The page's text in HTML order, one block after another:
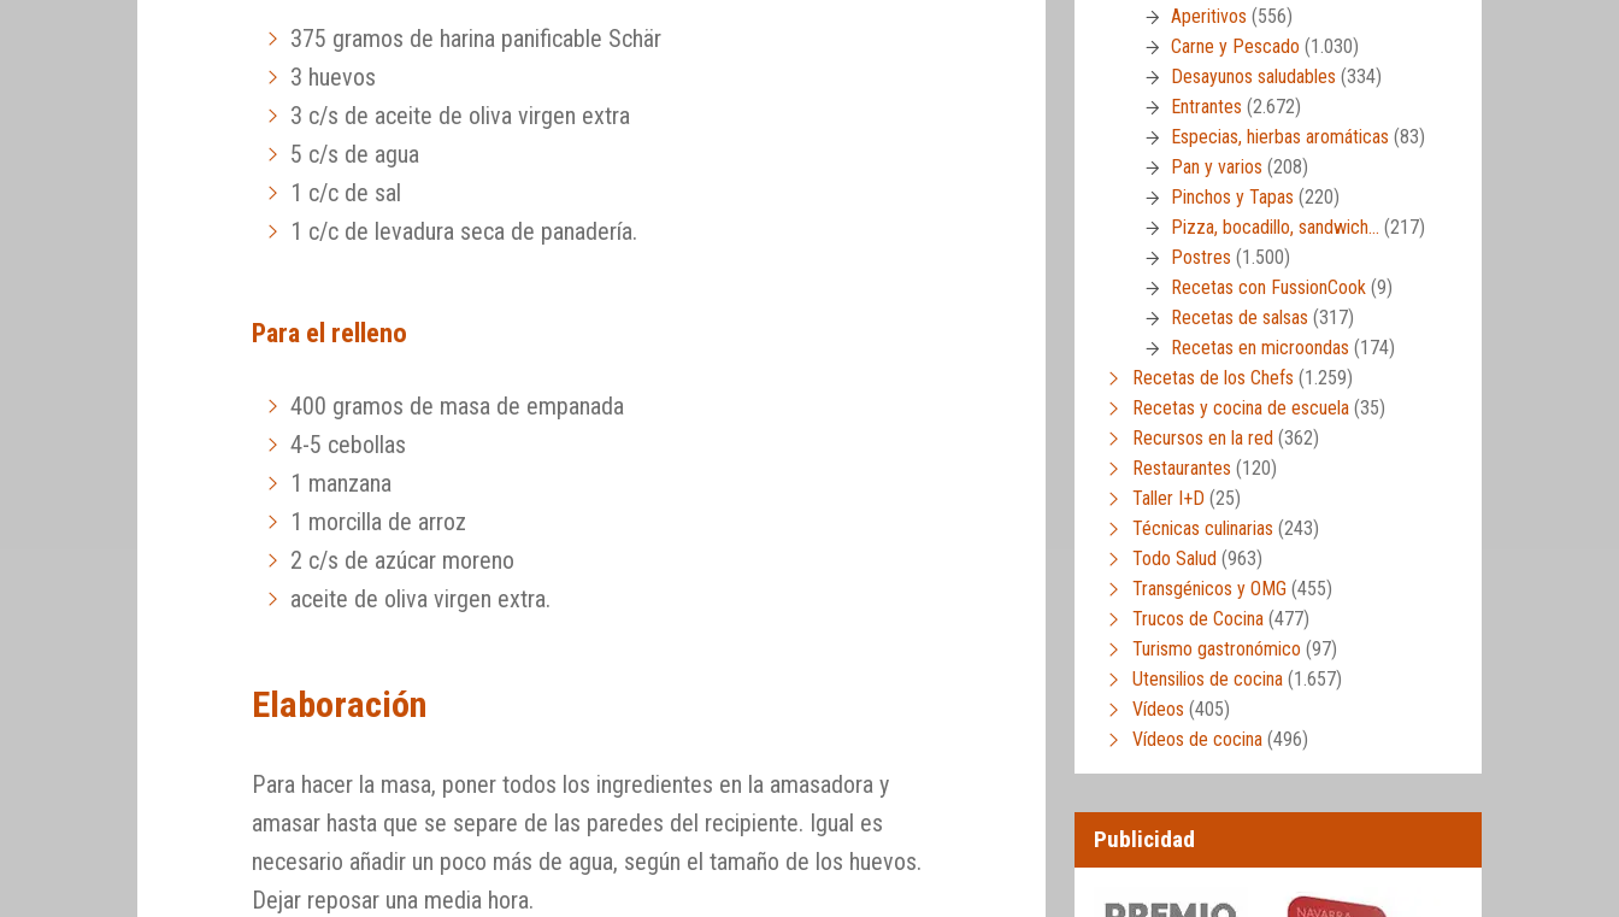
375 gramos de harina panificable Schär
3 huevos
3 c/s de aceite de oliva virgen extra
5 c/s de agua
1 c/c de sal
1 c/c de levadura seca de panadería.
Para el relleno
400 gramos de masa de empanada
4-5 cebollas
1 manzana
1 morcilla de arroz
2 c/s de azúcar moreno
aceite de oliva virgen extra.
Elaboración
Para hacer la masa, poner todos los ingredientes en la amasadora y
amasar hasta que se separe de las paredes del recipiente. Igual es
necesario añadir un poco más de agua, según el tamaño de los huevos.
Dejar reposar una media hora.
Aperitivos (556)
Carne y Pescado (1.030)
Desayunos saludables (334)
Entrantes (2.672)
Especias, hierbas aromáticas (83)
Pan y varios (208)
Pinchos y Tapas (220)
Pizza, bocadillo, sandwich… (217)
Postres (1.500)
Recetas con FussionCook (9)
Recetas de salsas (317)
Recetas en microondas (174)
Recetas de los Chefs (1.259)
Recetas y cocina de escuela (35)
Recursos en la red (362)
Restaurantes (120)
Taller I+D (25)
Técnicas culinarias (243)
Todo Salud (963)
Transgénicos y OMG (455)
Trucos de Cocina (477)
Turismo gastronómico (97)
Utensilios de cocina (1.657)
Vídeos (405)
Vídeos de cocina (496)
Publicidad